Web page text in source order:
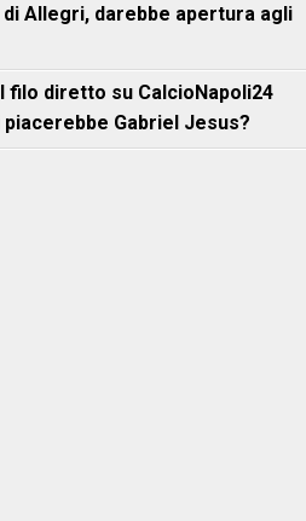
Allegri, darebbe apertura agli
filo diretto su CalcioNapoli24
Gabriel Jesus?